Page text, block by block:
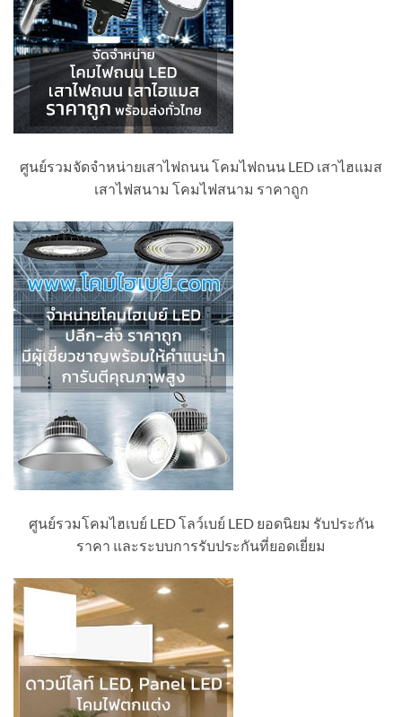
ศูนย์รวมจัดจำหน่ายเสาไฟถนน โคมไฟถนน LED เสาไฮแมส
เสาไฟสนาม โคมไฟสนาม ราคาถูก
ศูนย์รวมโคมไฮเบย์ LED โลว์เบย์ LED ยอดนิยม รับประกัน
ราคา และระบบการรับประกันที่ยอดเยี่ยม